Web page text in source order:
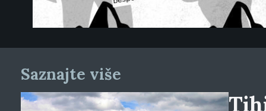
Saznajte više